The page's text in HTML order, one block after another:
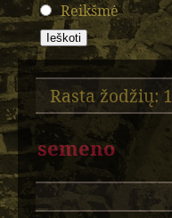
Reikšmė
Rasta žodžių: 1
semeno